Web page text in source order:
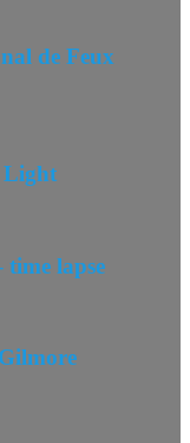
de Feux
Light
time lapse